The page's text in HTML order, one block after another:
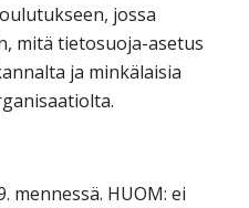
jossa
mitä tietosuoja-asetus
ja minkälaisia
mennessä. HUOM: ei